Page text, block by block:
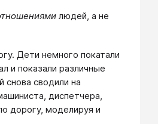
людей, а не
Дети немного покатали
и показали различные
снова сводили на
диспетчера,
дорогу, моделируя и